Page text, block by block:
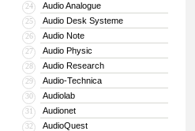
24 Audio Analogue
25 Audio Desk Systeme
26 Audio Note
27 Audio Physic
28 Audio Research
29 Audio-Technica
30 Audiolab
31 Audionet
32 AudioQuest